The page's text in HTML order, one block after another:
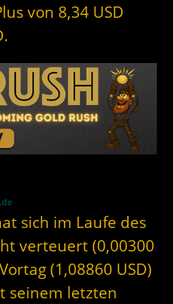
von 8,34 USD
sich im Laufe des
verteuert (0,00300
(1,08860 USD)
seinem letzten